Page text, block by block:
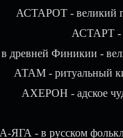
АСТАРОТ - великий
АСТАРТ -
Финикии -
АТАМ - ритуальный
АХЕРОН - адское
ЯГА - в русском